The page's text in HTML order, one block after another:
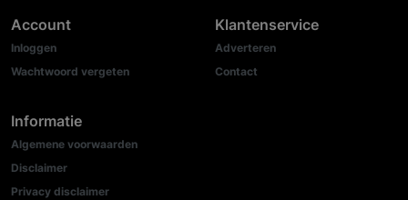
Account
Inloggen
Wachtwoord vergeten
Informatie
Algemene voorwaarden
Disclaimer
Privacy disclaimer
Klantenservice
Adverteren
Contact